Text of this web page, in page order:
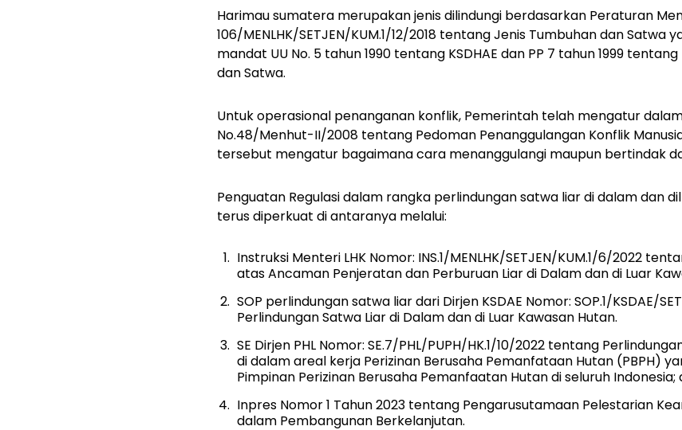
Harimau sumatera merupakan jenis dilindungi berdasarkan Peraturan
106/MENLHK/SETJEN/KUM.1/12/2018 tentang Jenis Tumbuhan dan Satwa
mandat UU No. 5 tahun 1990 tentang KSDHAE dan PP 7 tahun 1999
dan Satwa.
Untuk operasional penanganan konflik, Pemerintah telah mengatur
No.48/Menhut-II/2008 tentang Pedoman Penanggulangan Konflik
tersebut mengatur bagaimana cara menanggulangi maupun bertindak
Penguatan Regulasi dalam rangka perlindungan satwa liar di dalam dan
terus diperkuat di antaranya melalui:
Instruksi Menteri LHK Nomor: INS.1/MENLHK/SETJEN/KUM.1/6/2022
atas Ancaman Penjeratan dan Perburuan Liar di Dalam dan di Luar
SOP perlindungan satwa liar dari Dirjen KSDAE Nomor: SOP.1/KSDAE/
Perlindungan Satwa Liar di Dalam dan di Luar Kawasan Hutan.
SE Dirjen PHL Nomor: SE.7/PHL/PUPH/HK.1/10/2022 tentang
di dalam areal kerja Perizinan Berusaha Pemanfataan Hutan (PBPH)
Pimpinan Perizinan Berusaha Pemanfaatan Hutan di seluruh Indonesia;
Inpres Nomor 1 Tahun 2023 tentang Pengarusutamaan Pelestarian
dalam Pembangunan Berkelanjutan.